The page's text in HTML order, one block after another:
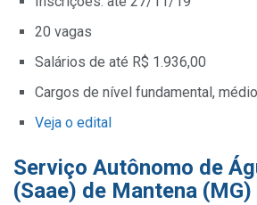
20 vagas
Salários de até R$ 1.936,00
Cargos de nível fundamental,
Veja o edital
Serviço Autônomo de
(Saae) de Mantena (MG)